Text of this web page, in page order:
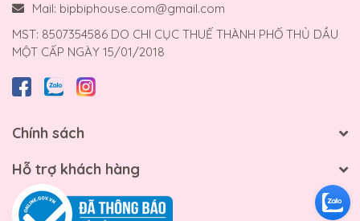
Mail: bipbiphouse.com@gmail.com
MST: 8507354586 DO CHI CỤC THUẾ THÀNH PHỐ THỦ DẦU
MỘT CẤP NGÀY 15/01/2018
Chính sách
Hỗ trợ khách hàng